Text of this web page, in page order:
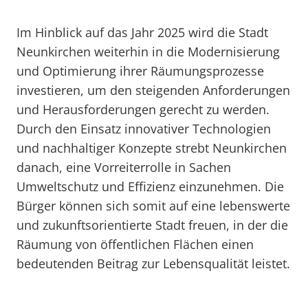
Im Hinblick auf das Jahr 2025 wird die Stadt
Neunkirchen weiterhin in die Modernisierung
und Optimierung ihrer Räumungsprozesse
investieren, um den steigenden Anforderungen
und Herausforderungen gerecht zu werden.
Durch den Einsatz innovativer Technologien
und nachhaltiger Konzepte strebt Neunkirchen
danach, eine Vorreiterrolle in Sachen
Umweltschutz und Effizienz einzunehmen. Die
Bürger können sich somit auf eine lebenswerte
und zukunftsorientierte Stadt freuen, in der die
Räumung von öffentlichen Flächen einen
bedeutenden Beitrag zur Lebensqualität leistet.